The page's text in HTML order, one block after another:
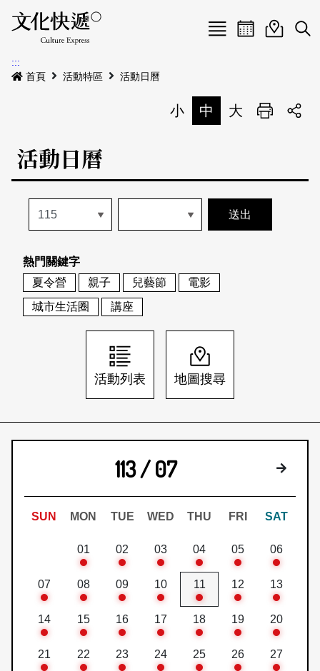
Menu
最新公告
本期專題
歷史專題
活動特區
活動列表
地圖搜尋
關於我們
關於我們
刊物索取地點
會員基本資料
刊登活動
網站導覽 English
日本語 登入/註冊
活動日曆活動地圖
展
:::
首頁
活動特區 活動日曆
小 中 大 列印
活動日曆
熱門關鍵字
夏令營
親子 兒藝節
電影
城市生活圈
講座
活動列表 地圖搜尋
113 / 07 下個月
SUN MON TUE WED THU FRI SAT
01 02 03 04 05 06
07 08 09 10 11 12 13
14 15 16 17 18 19 20
21 22 23 24 25 26 27